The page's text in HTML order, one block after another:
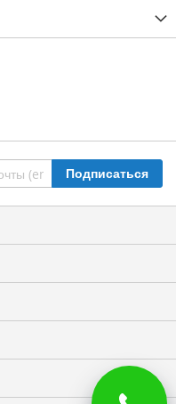
Подписаться